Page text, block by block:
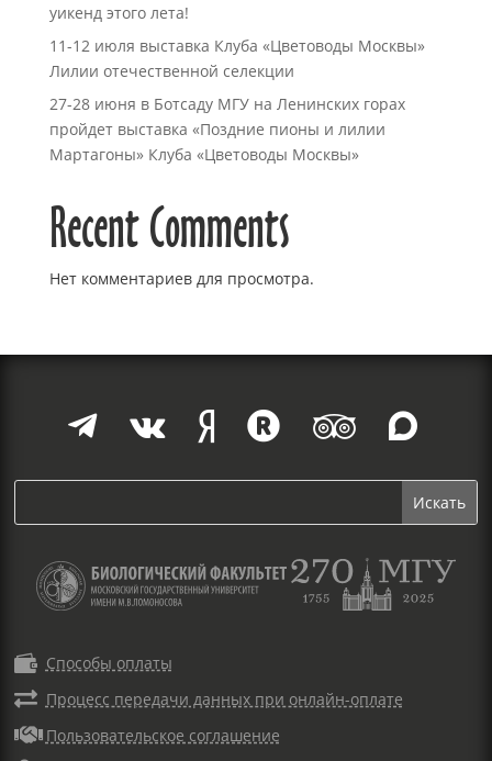
уикенд этого лета!
11-12 июля выставка Клуба «Цветоводы Москвы»
Лилии отечественной селекции
27-28 июня в Ботсаду МГУ на Ленинских горах
пройдет выставка «Поздние пионы и лилии
Мартагоны» Клуба «Цветоводы Москвы»
Recent Comments
Нет комментариев для просмотра.
     
 Способы оплаты
 Процесс передачи данных при онлайн-оплате
 Пользовательское соглашение